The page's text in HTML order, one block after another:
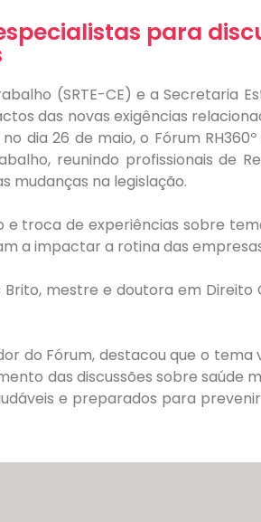
para
(SRTE-CE) e a Secretaria
das novas exigências
dia 26 de maio, o Fórum
reunindo profissionais de
mudanças na legislação.
troca de experiências sobre
a impactar a rotina das
mestre e doutora em Direito
do Fórum, destacou que o
das discussões sobre saúde
e preparados para